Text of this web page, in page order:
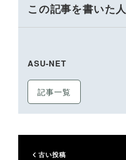
この記事を書いた人
ASU-NET
記事一覧
古い投稿